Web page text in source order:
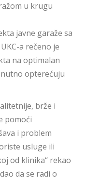
u krugu
javne garaže sa
a rečeno je
na optimalan
opterećuju
brže i
pomoći
i problem
usluge ili
od klinika“ rekao
da se radi o